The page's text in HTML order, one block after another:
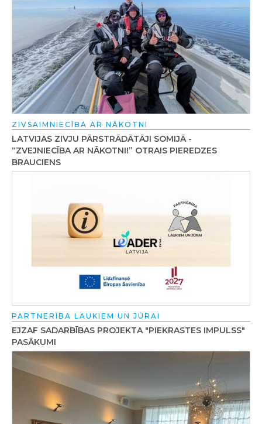
ZIVSAIMNIECĪBA AR NĀKOTNI
LATVIJAS ZIVJU PĀRSTRĀDĀTĀJI SOMIJĀ -
“ZVEJNIECĪBA AR NĀKOTNI!” OTRAIS PIEREDZES
BRAUCIENS
PARTNERĪBA LAUKIEM UN JŪRAI
EJZAF SADARBĪBAS PROJEKTA "PIEKRASTES IMPULSS"
PASĀKUMI